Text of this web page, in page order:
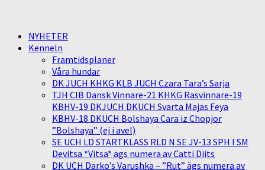
NYHETER
Kenneln
Framtidsplaner
Våra hundar
DK JUCH KHKG KLB JUCH Czara Tara’s Sarja
TJH CIB Dansk Vinnare-21 KHKG Rasvinnare-19
KBHV-19 DKJUCH DKUCH Svarta Majas Feya
KBHV-18 DKUCH Bolshaya Cara iz Chopjor
”Bolshaya” (ej i avel)
SE UCH LD STARTKLASS RLD N SE JV-13 SPH I SM
Devitsa *Vitsa* ägs numera av Catti Diits
DK UCH Darko’s Varushka – ”Rut” ägs numera av